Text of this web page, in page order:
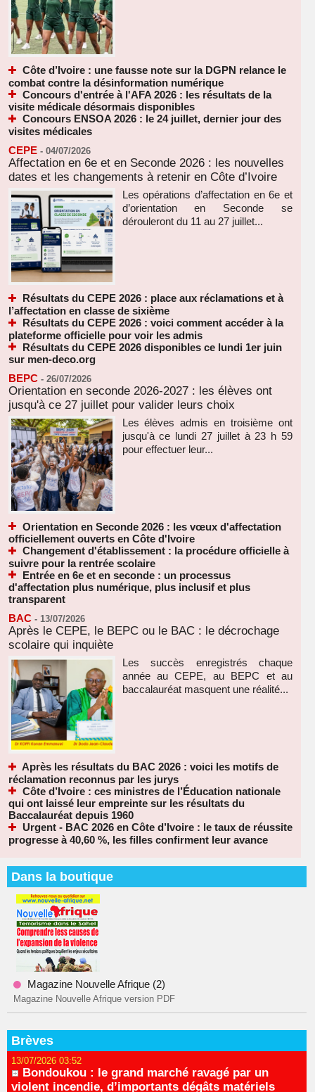
Côte d’Ivoire : une fausse note sur la DGPN relance le
combat contre la désinformation numérique
Concours d'entrée à l'AFA 2026 : les résultats de la
visite médicale désormais disponibles
Concours ENSOA 2026 : le 24 juillet, dernier jour des
visites médicales
CEPE - 04/07/2026
Affectation en 6e et en Seconde 2026 : les nouvelles
dates et les changements à retenir en Côte d’Ivoire
Les opérations d’affectation en 6e et
d’orientation en Seconde se
dérouleront du 11 au 27 juillet...
Résultats du CEPE 2026 : place aux réclamations et à
l’affectation en classe de sixième
Résultats du CEPE 2026 : voici comment accéder à la
plateforme officielle pour voir les admis
Résultats du CEPE 2026 disponibles ce lundi 1er juin
sur men-deco.org
BEPC - 26/07/2026
Orientation en seconde 2026-2027 : les élèves ont
jusqu'à ce 27 juillet pour valider leurs choix
Les élèves admis en troisième ont
jusqu'à ce lundi 27 juillet à 23 h 59
pour effectuer leur...
Orientation en Seconde 2026 : les vœux d'affectation
officiellement ouverts en Côte d'Ivoire
Changement d'établissement : la procédure officielle à
suivre pour la rentrée scolaire
Entrée en 6e et en seconde : un processus
d'affectation plus numérique, plus inclusif et plus
transparent
BAC - 13/07/2026
Après le CEPE, le BEPC ou le BAC : le décrochage
scolaire qui inquiète
Les succès enregistrés chaque
année au CEPE, au BEPC et au
baccalauréat masquent une réalité...
Après les résultats du BAC 2026 : voici les motifs de
réclamation reconnus par les jurys
Côte d’Ivoire : ces ministres de l’Éducation nationale
qui ont laissé leur empreinte sur les résultats du
Baccalauréat depuis 1960
Urgent - BAC 2026 en Côte d’Ivoire : le taux de réussite
progresse à 40,60 %, les filles confirment leur avance
Dans la boutique
Magazine Nouvelle Afrique (2)
Magazine Nouvelle Afrique version PDF
Brèves
13/07/2026 03:52
Bondoukou : le grand marché ravagé par un
violent incendie, d’importants dégâts matériels